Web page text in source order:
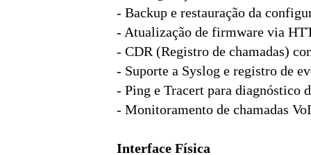
- Backup e restauração da
- Atualização de firmware via
- CDR (Registro de chamadas)
- Suporte a Syslog e registro de
- Ping e Tracert para diagnóstico
- Monitoramento de chamadas
Interface Física